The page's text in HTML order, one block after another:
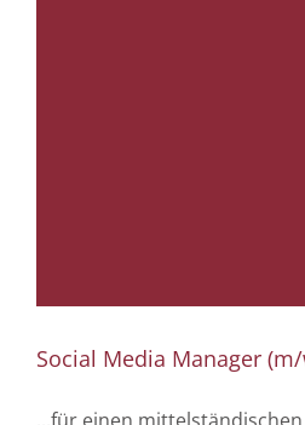
Social Media Manager